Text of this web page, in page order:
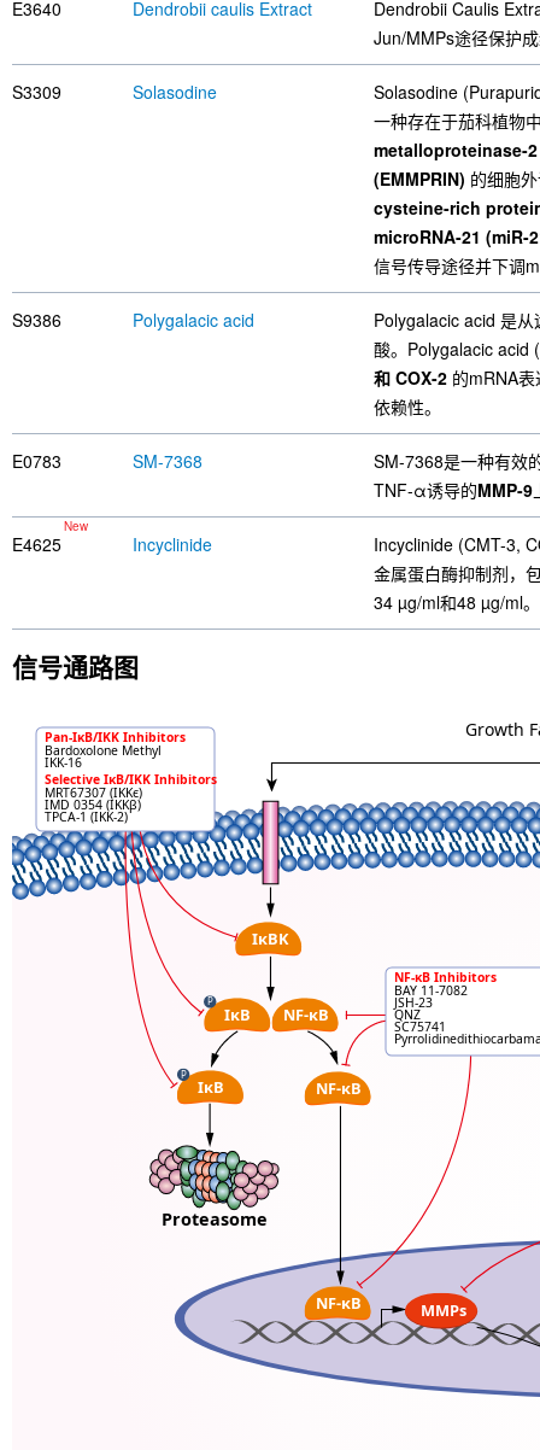
E3640 Dendrobii caulis Extract
Dendrobii Caulis
Jun/MMPs途径保护
S3309 Solasodine
Solasodine
一种存在于茄科植物
metalloproteinase-2
(EMMPRIN) 的细胞
cysteine-rich
microRNA-21 (miR-
信号传导途径并下调
S9386 Polygalacic acid
Polygalacic acid 是
酸。Polygalacic
和 COX-2 的mRNA
依赖性。
E0783 SM-7368
SM-7368是一种有效
TNF-α诱导的MMP-9
E4625
New
Incyclinide
Incyclinide (CMT-3,
金属蛋白酶抑制剂，
34 µg/ml和48 µg/ml。
信号通路图